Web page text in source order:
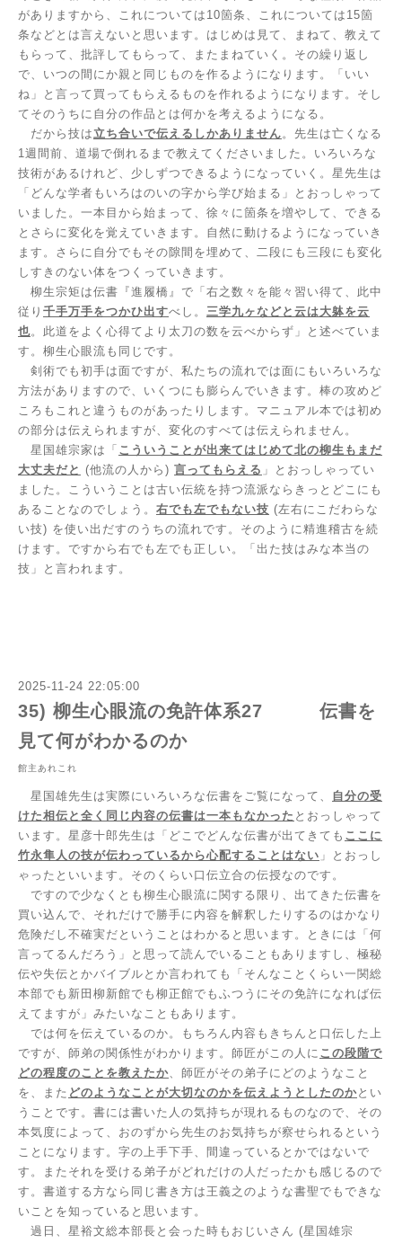
がありますから、これについては 10箇条、これについては 15箇
条などとは言えないと思います。はじめは見て、まねて、教えて
もらって、批評してもらって、またまねていく。その繰り返し
で、いつの間にか親と同じものを作るようになります。「いい
ね」と言って買ってもらえるものを作れるようになります。そし
てそのうちに自分の作品とは何かを考えるようになる。
だから技は立ち合いで伝えるしかありません 。先生は亡くなる
1 週間前、道場で倒れるまで教えてくださいました。いろいろな
技術があるけれど、少しずつできるようになっていく。星先生は
「どんな学者もいろはのいの字から学び始まる」とおっしゃって
いました。一本目から始まって、徐々に箇条を増やして、できる
とさらに変化を覚えていきます。自然に動けるようになっていき
ます。さらに自分でもその隙間を埋めて、二段にも三段にも変化
しすきのない体をつくっていきます。
柳生宗矩は伝書『進履橋』で「右之数々を能々習い得て、此中
従り 千手万手をつかひ出すべし。 三学九ヶなどと云は大躰を云
也。此道をよく心得てより太刀の数を云べからず」と述べていま
す。柳生心眼流も同じです。
剣術でも初手は面ですが、私たちの流れでは面にもいろいろな
方法がありますので、いくつにも膨らんでいきます。棒の攻めど
ころもこれと違うものがあったりします。マニュアル本では初め
の部分は伝えられますが、変化のすべては伝えられません。
星国雄宗家は「 こういうことが出来てはじめて北の柳生もまだ
大丈夫だと (他流の人から ) 言ってもらえる 」とおっしゃってい
ました。こういうことは古い伝統を持つ流派ならきっとどこにも
あることなのでしょう。 右でも左でもない技 (左右にこだわらな
い技) を使い出だすのうちの流れです。そのように精進稽古を続
けます。ですから右でも左でも正しい。「出た技はみな本当の
技」と言われます。
2025-11-24 22:05:00
35) 柳生心眼流の免許体系27 伝書を
見て何がわかるのか
館主あれこれ
星国雄先生は実際にいろいろな伝書をご覧になって、 自分の受
けた相伝と全く同じ内容の伝書は一本もなかった とおっしゃって
います。星彦十郎先生は「どこでどんな伝書が出てきても ここに
竹永隼人の技が伝わっているから心配することはない 」とおっし
ゃったといいます。そのくらい口伝立合の伝授なのです。
ですので少なくとも柳生心眼流に関する限り、出てきた伝書を
買い込んで、それだけで勝手に内容を解釈したりするのはかなり
危険だし不確実だということはわかると思います。ときには「何
言ってるんだろう」と思って読んでいることもありますし、極秘
伝や失伝とかバイブルとか言われても「そんなことくらい一関総
本部でも新田柳新館でも柳正館でもふつうにその免許になれば伝
えてますが」みたいなこともあります。
では何を伝えているのか。もちろん内容もきちんと口伝した上
ですが、師弟の関係性がわかります。師匠がこの人に この段階で
どの程度のことを教えたか、師匠がその弟子にどのようなこと
を、また どのようなことが大切なのかを伝えようとしたのか とい
うことです。書には書いた人の気持ちが現れるものなので、その
本気度によって、おのずから先生のお気持ちが察せられるという
ことになります。字の上手下手、間違っているとかではないで
す。またそれを受ける弟子がどれだけの人だったかも感じるので
す。書道する方なら同じ書き方は王義之のような書聖でもできな
いことを知っていると思います。
過日、星裕文総本部長と会った時もおじいさん (星国雄宗